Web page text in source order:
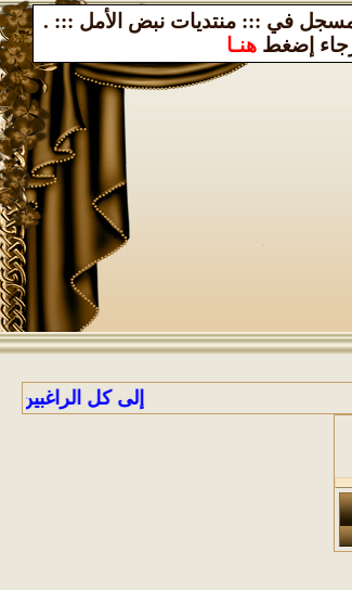
مسجل في ::: منتديات نبض الأمل ::: .
إضغط هنـا
إلى كل الراغبين بالانضمام